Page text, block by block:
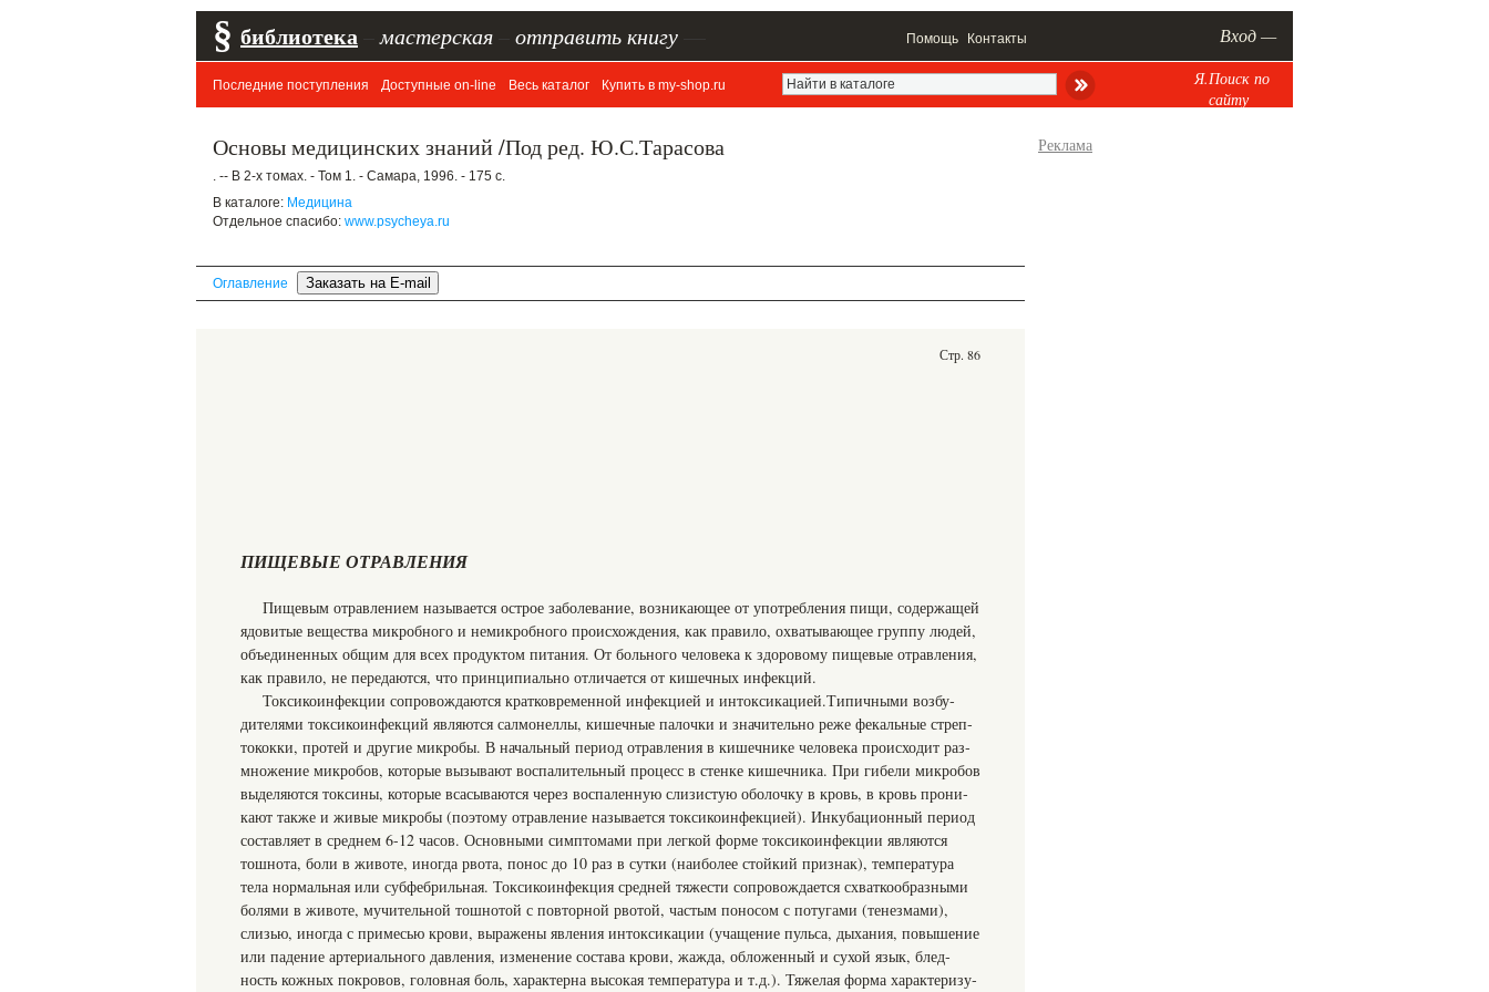
§ библиотека мастерская отправить книгу Помощь Контакты Вход —
Последние поступления Доступные on-line Весь каталог Купить в my-shop.ru
Я.Поиск по
сайту
Основы медицинских знаний /Под ред. Ю.С.Тарасова
. -- В 2-х томах. - Том 1. - Самара, 1996. - 175 с.
В каталоге: Медицина
Отдельное спасибо: www.psycheya.ru
Оглавление
Стр. 86
ПИЩЕВЫЕ ОТРАВЛЕНИЯ
Пищевым отравлением называется острое заболевание, возникающее от употребления пищи, содер­жащей
ядовитые вещества микробного и немикробного происхождения, как правило, охватывающее группу лю­дей,
объе­диненных общим для всех продуктом питания. От больного человека к здоровому пищевые отравле­ния,
как правило, не передаются, что принципиально отличается от кишечных инфекций.
Токсикоинфекции сопровождаются кратковременной инфекцией и интоксикацией.Типичными возбу­
дите­лями токсикоинфекций являются салмонеллы, кишечные палочки и значительно реже фекальные стреп­
то­кокки, протей и другие микpобы. В начальный период отравления в кишечнике человека происходит раз­
мно­жение микробов, которые вызывают воспалительный процесс в стенке кишечника. При гибели микробов
вы­деляются токсины, которые всасываются через воспаленную слизистую оболочку в кровь, в кровь прони­
кают также и живые микробы (поэтому отравление называется токсикоинфекцией). Инкубационный пе­риод
со­ставляет в среднем 6-12 часов. Основными симптомами при легкой форме токсикоинфекции являются
тош­нота, боли в животе, иногда рвота, понос до 10 раз в сутки (наиболее стойкий признак), температура
тела нормальная или субфебрильная. Токсикоинфекция средней тяжести сопровождается схваткообразными
бо­лями в животе, мучительной тошнотой с повторной рвотой, частым поносом с потугами (тенезмами),
слизью, иногда с примесью крови, выражены явления интоксикации (учащение пульса, дыхания, повыше­ние
или падение артериального давления, изменение состава крови, жажда, обложенный и сухой язык, блед­
ность кожных покровов, головная боль, характерна высокая температура и т.д.). Тяжелая форма характеризу­
Реклама